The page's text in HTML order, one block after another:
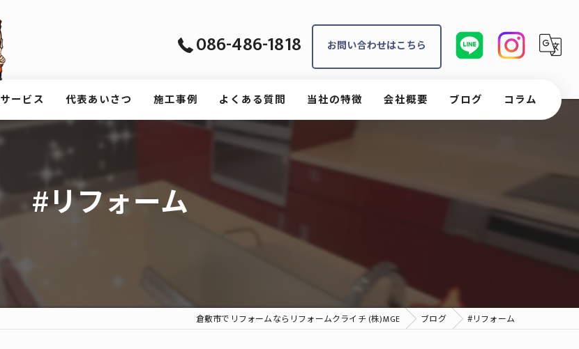
086-486-1818 お問い合わせはこちら
サービス 代表あいさつ 施工事例 よくある質問 当社の特徴
内装
外構工事
会社概要 ブログ コラム
#リフォーム
倉敷市でリフォームならリフォームクライチ (株)MGE ブログ #リフォーム